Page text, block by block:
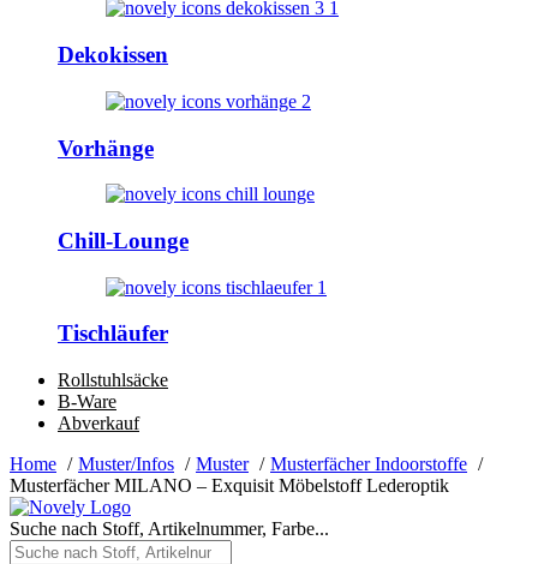
Dekokissen
Vorhänge
Chill-Lounge
Tischläufer
Rollstuhlsäcke
B-Ware
Abverkauf
Home
Muster/Infos Muster
Musterfächer Indoorstoffe
Musterfächer MILANO – Exquisit Möbelstoff Lederoptik
Suche nach Stoff, Artikelnummer, Farbe...